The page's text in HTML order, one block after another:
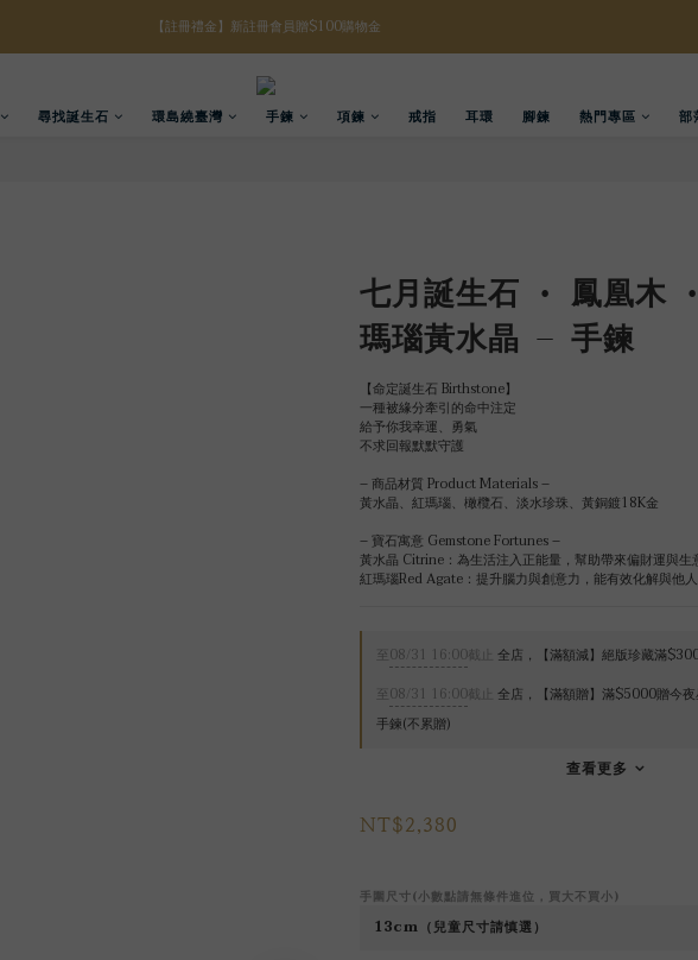
【八月限定】結帳滿$3000折$300
【註冊禮金】新註冊會員贈$100購物金
【滿額好禮】結帳滿$5000贈誕生石手鍊
尋找誕生石
環島繞臺灣 手鍊 項鍊 戒指 耳環 腳鍊 熱門專區 部
七月誕生石 • 鳳凰木
瑪瑙黃水晶 – 手鍊
【命定誕生石 Birthstone】
一種被緣分牽引的命中注定
給予你我幸運、勇氣
不求回報默默守護
– 商品材質 Product Materials –
黃水晶、紅瑪瑙、橄欖石、淡水珍珠、黃銅鍍18K金
– 寶石寓意 Gemstone Fortunes –
黃水晶 Citrine：為生活注入正能量，幫助帶來偏財運與生
紅瑪瑙Red Agate：提升腦力與創意力，能有效化解與他人
至08/31 16:00截止
全店，【滿額減】絕版珍藏滿
至08/31 16:00截止
全店，【滿額贈】滿$5000贈今
手鍊(不累贈)
查看更多
NT$2,380
手圍尺寸(小數點請無條件進位，買大不買小)